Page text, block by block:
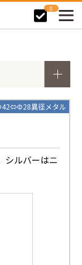
0
異径メタル
シルバーはニ